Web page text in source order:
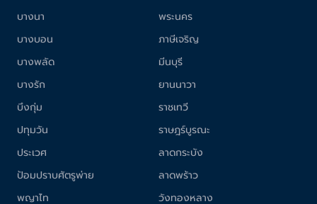
บางนา
บางบอน
บางพลัด
บางรัก
บึงกุ่ม
ปทุมวัน
ประเวศ
ป้อมปราบศัตรูพ่าย
พญาไท
พระนคร
ภาษีเจริญ
มีนบุรี
ยานนาวา
ราชเทวี
ราษฎร์บูรณะ
ลาดกระบัง
ลาดพร้าว
วังทองหลาง